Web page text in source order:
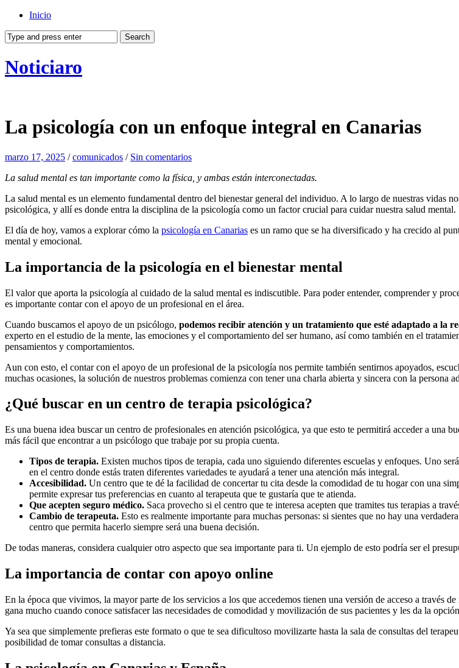
Inicio
Noticiaro
La psicología con un enfoque integral en Canarias
marzo 17, 2025 /comunicados / Sin comentarios
La salud mental es tan importante como la física, y ambas están interconectadas.
La salud mental es un elemento fundamental dentro del bienestar general del individuo. A lo largo de nuestras vidas
psicológica, y allí es donde entra la disciplina de la psicología como un factor crucial para cuidar nuestra salud mental.
El día de hoy, vamos a explorar cómo la psicología en Canarias es un ramo que se ha diversificado y ha crecido al
mental y emocional.
La importancia de la psicología en el bienestar mental
El valor que aporta la psicología al cuidado de la salud mental es indiscutible. Para poder entender, comprender y
es importante contar con el apoyo de un profesional en el área.
Cuando buscamos el apoyo de un psicólogo, podemos recibir atención y un tratamiento que esté adaptado a la
experto en el estudio de la mente, las emociones y el comportamiento del ser humano, así como también en el
pensamientos y comportamientos.
Aun con esto, el contar con el apoyo de un profesional de la psicología nos permite también sentirnos apoyados,
muchas ocasiones, la solución de nuestros problemas comienza con tener una charla abierta y sincera con la persona
¿Qué buscar en un centro de terapia psicológica?
Es una buena idea buscar un centro de profesionales en atención psicológica, ya que esto te permitirá acceder a una
más fácil que encontrar a un psicólogo que trabaje por su propia cuenta.
Tipos de terapia. Existen muchos tipos de terapia, cada uno siguiendo diferentes escuelas y enfoques. Uno
en el centro donde estás traten diferentes variedades te ayudará a tener una atención más integral.
Accesibilidad. Un centro que te dé la facilidad de concertar tu cita desde la comodidad de tu hogar con una
permite expresar tus preferencias en cuanto al terapeuta que te gustaría que te atienda.
Que acepten seguro médico. Saca provecho si el centro que te interesa acepten que tramites tus terapias a
Cambio de terapeuta. Esto es realmente importante para muchas personas: si sientes que no hay una
centro que permita hacerlo siempre será una buena decisión.
De todas maneras, considera cualquier otro aspecto que sea importante para ti. Un ejemplo de esto podría ser el
La importancia de contar con apoyo online
En la época que vivimos, la mayor parte de los servicios a los que accedemos tienen una versión de acceso a través
gana mucho cuando conoce satisfacer las necesidades de comodidad y movilización de sus pacientes y les da la
Ya sea que simplemente prefieras este formato o que te sea dificultoso movilizarte hasta la sala de consultas del
posibilidad de tomar consultas a distancia.